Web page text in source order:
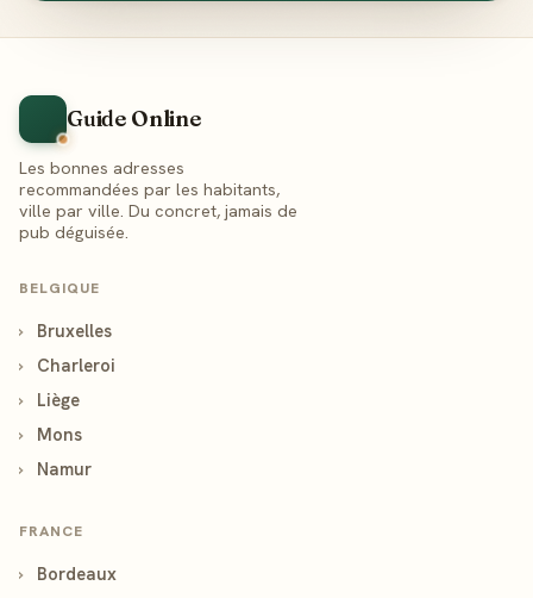
Guide Online
Les bonnes adresses
recommandées par les habitants,
ville par ville. Du concret, jamais de
pub déguisée.
BELGIQUE
›
Bruxelles
›
Charleroi
›
Liège
›
Mons
›
Namur
FRANCE
›
Bordeaux